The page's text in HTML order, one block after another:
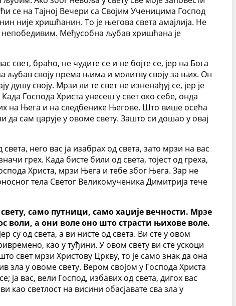
се на Тајној Вечери са Својим Ученицима Господ
није хришћанин. То је његова света амајлија. Не
непобедивим. Међусобна љубав хришћана је
свет, браћо, не чудите се и не бојте се, јер на Бога
своју према њима и молитву своју за њих. Он
своју. Мрзи ли те свет не изненађуј се, јер је
Господа Христа унесеш у свет око себе, онда
их на Њега и на следбенике Његове. Што више осећа
сам царује у овоме свету. Зашто си дошао у овај
него вас ја изабрах од света, зато мрзи на вас
грех. Када бисте били од света, тојест од греха,
Христа, мрзи Њега и тебе због Њега. Зар не
тела Светог Великомученика Димитрија тече
само путници, само хаџије вечности. Мрзе
воли, а они воле оно што страсти њихове воле.
од света, а ви нисте од света. Ви сте у овом
као у туђини. У овом свету ви сте ускоци
свет мрзи Христову Цркву, то је само знак да она
зла у овоме свету. Вером својом у Господа Христа
ја вас, вели Господ, избавих од света, дигох вас
као светлост на висини обасјавате сва зла у